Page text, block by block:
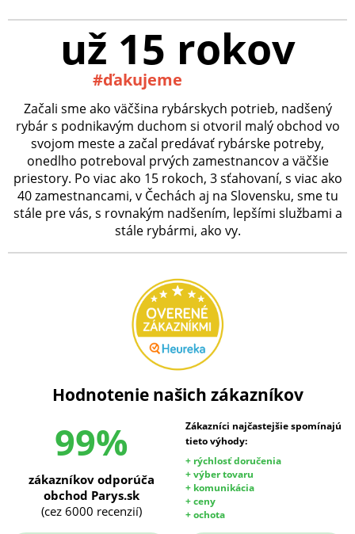
už 15 rokov
#ďakujeme
Začali sme ako väčšina rybárskych potrieb, nadšený
rybár s podnikavým duchom si otvoril malý obchod vo
svojom meste a začal predávať rybárske potreby,
onedlho potreboval prvých zamestnancov a väčšie
priestory. Po viac ako 15 rokoch, 3 sťahovaní, s viac ako
40 zamestnancami, v Čechách aj na Slovensku, sme tu
stále pre vás, s rovnakým nadšením, lepšími službami a
stále rybármi, ako vy.
Hodnotenie našich zákazníkov
99%
Zákazníci najčastejšie spomínajú
tieto výhody:
+ rýchlosť doručenia
+ výber tovaru
+ komunikácia
+ ceny
+ ochota
zákazníkov odporúča
obchod Parys.sk
(cez 6000 recenzií)